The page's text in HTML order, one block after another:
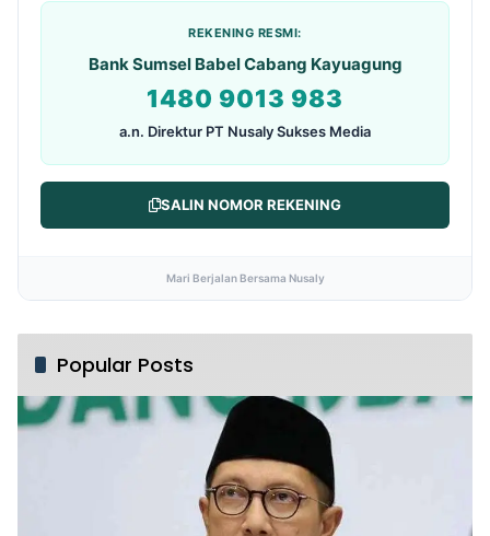
REKENING RESMI:
Bank Sumsel Babel Cabang Kayuagung
1480 9013 983
a.n. Direktur PT Nusaly Sukses Media
SALIN NOMOR REKENING
Mari Berjalan Bersama Nusaly
Popular Posts